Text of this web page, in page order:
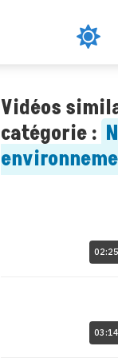

Vidéos
catégorie :
02:25
03:14